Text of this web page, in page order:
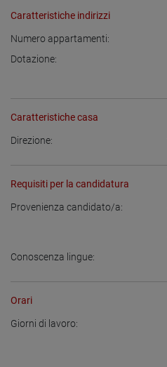
Caratteristiche indirizzi
Numero appartamenti:
Dotazione:
Caratteristiche casa
Direzione:
Requisiti per la candidatura
Provenienza candidato/a:
Conoscenza lingue:
Orari
Giorni di lavoro: